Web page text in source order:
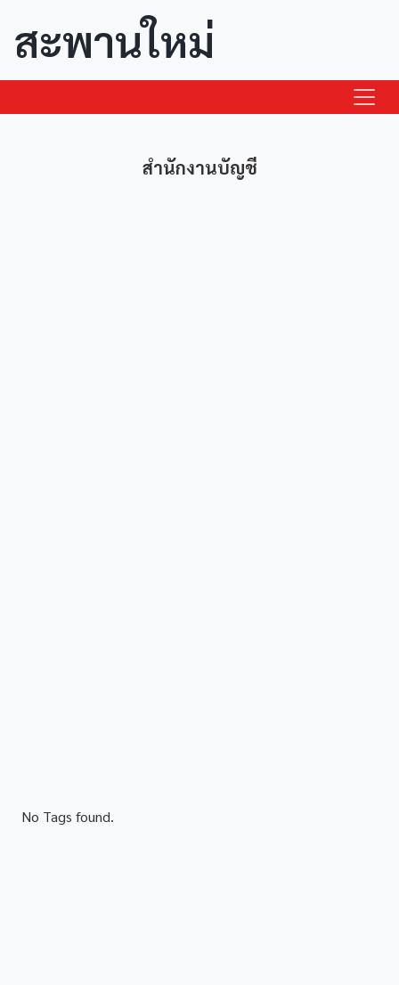
สะพานใหม่
สำนักงานบัญชี
No Tags found.